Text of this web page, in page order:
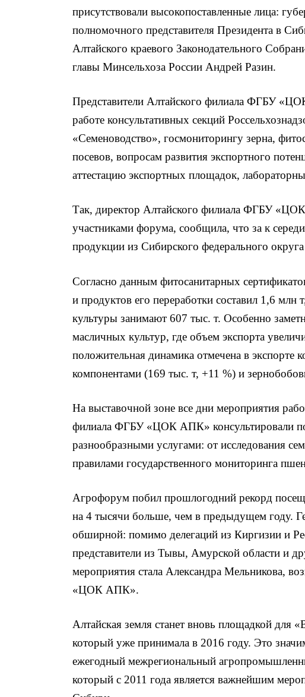
присутствовали высокопоставленные лица:
полномочного представителя Президента в
Алтайского краевого Законодательного
главы Минсельхоза России Андрей Разин.
Представители Алтайского филиала ФГБУ
работе консультативных секций
«Семеноводство», госмониторингу зерна,
посевов, вопросам развития экспортного
аттестацию экспортных площадок,
Так, директор Алтайского филиала ФГБУ
участниками форума, сообщила, что за к
продукции из Сибирского федерального
Согласно данным фитосанитарных
и продуктов его переработки составил 1,6 млн
культуры занимают 607 тыс. т. Особенно
масличных культур, где объем экспорта
положительная динамика отмечена в
компонентами (169 тыс. т, +11 %) и
На выставочной зоне все дни мероприятия
филиала ФГБУ «ЦОК АПК» консультировали
разнообразными услугами: от исследования
правилами государственного мониторинга
Агрофорум побил прошлогодний рекорд
на 4 тысячи больше, чем в предыдущем году.
обширной: помимо делегаций из Киргизии и
представители из Тывы, Амурской области и
мероприятия стала Александра Мельникова,
«ЦОК АПК».
Алтайская земля станет вновь площадкой для
который уже принимала в 2016 году. Это
ежегодный межрегиональный
который с 2011 года является важнейшим